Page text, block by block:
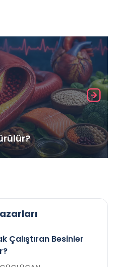
Çalıştıran Besinler